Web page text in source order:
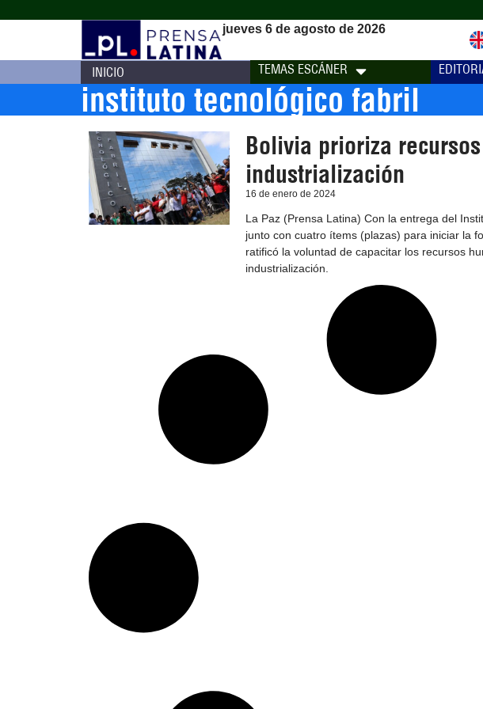
jueves 6 de agosto de 2026
INICIO TEMAS ESCÁNER
instituto tecnológico fabril
Bolivia prioriza
industrialización
16 de enero de 2024
La Paz (Prensa Latina) Con la entrega del
junto con cuatro ítems (plazas) para iniciar la
ratificó la voluntad de capacitar los recursos
industrialización.